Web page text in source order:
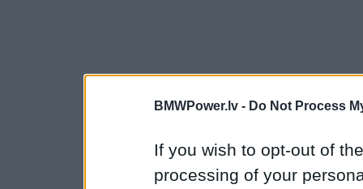
BMWPower.lv - Do Not Process
If you wish to opt-out of
processing of your